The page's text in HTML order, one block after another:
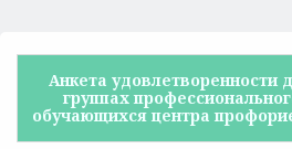
Анкета удовлетворенности
группах
обучающихся центра